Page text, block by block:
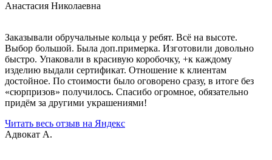
Анастасия Николаевна
Заказывали обручальные кольца у ребят. Всё на высоте.
Выбор большой. Была доп.примерка. Изготовили довольно
быстро. Упаковали в красивую коробочку, +к каждому
изделию выдали сертификат. Отношение к клиентам
достойное. По стоимости было оговорено сразу, в итоге без
«сюрпризов» получилось. Спасибо огромное, обязательно
придём за другими украшениями!
Читать весь отзыв на Яндекс
Адвокат А.